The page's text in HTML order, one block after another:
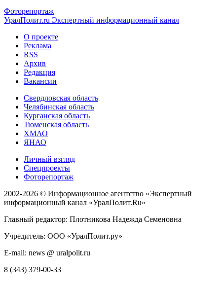
Фоторепортаж
УралПолит.ru Экспертный информационный канал
О проекте
Реклама
RSS
Архив
Редакция
Вакансии
Свердловская область
Челябинская область
Курганская область
Тюменская область
ХМАО
ЯНАО
Личный взгляд
Спецпроекты
Фоторепортаж
2002-2026 © Информационное агентство «Экспертный
информационный канал «УралПолит.Ru»
Главный редактор: Плотникова Надежда Семеновна
Учредитель: ООО «УралПолит.ру»
E-mail: news @ uralpolit.ru
8 (343) 379-00-33